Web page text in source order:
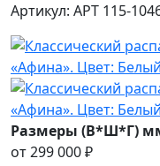
Артикул: АРТ 115-
Размеры (В*Ш*Г)
от299 000 ₽